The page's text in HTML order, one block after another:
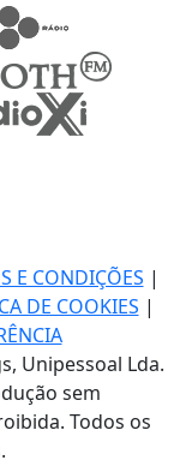
E CONDIÇÕES |
DE COOKIES |
Unipessoal Lda.
sem
Todos os